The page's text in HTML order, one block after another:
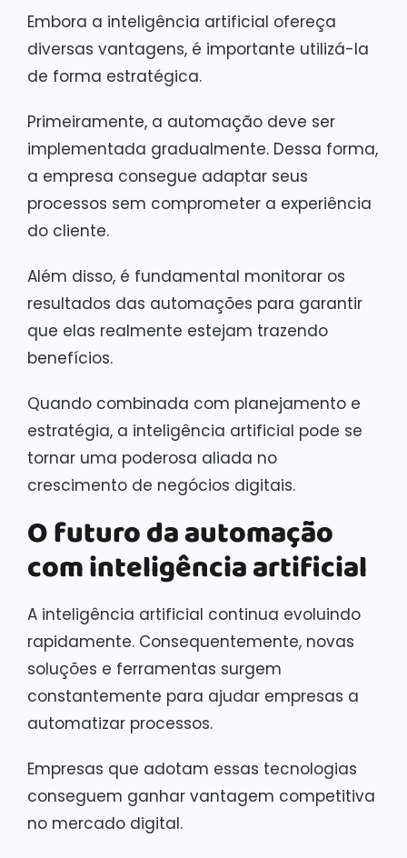
Embora a inteligência artificial ofereça
diversas vantagens, é importante utilizá-la
de forma estratégica.
Primeiramente, a automação deve ser
implementada gradualmente. Dessa forma,
a empresa consegue adaptar seus
processos sem comprometer a experiência
do cliente.
Além disso, é fundamental monitorar os
resultados das automações para garantir
que elas realmente estejam trazendo
benefícios.
Quando combinada com planejamento e
estratégia, a inteligência artificial pode se
tornar uma poderosa aliada no
crescimento de negócios digitais.
O futuro da automação
com inteligência artificial
A inteligência artificial continua evoluindo
rapidamente. Consequentemente, novas
soluções e ferramentas surgem
constantemente para ajudar empresas a
automatizar processos.
Empresas que adotam essas tecnologias
conseguem ganhar vantagem competitiva
no mercado digital.